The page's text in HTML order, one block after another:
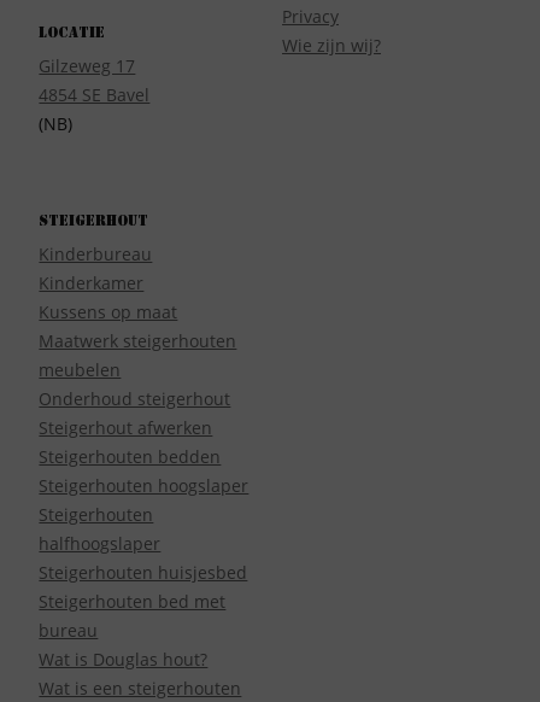
Locatie
Gilzeweg 17
4854 SE Bavel
(NB)
Privacy
Wie zijn wij?
Steigerhout
Kinderbureau
Kinderkamer
Kussens op maat
Maatwerk steigerhouten
meubelen
Onderhoud steigerhout
Steigerhout afwerken
Steigerhouten bedden
Steigerhouten hoogslaper
Steigerhouten
halfhoogslaper
Steigerhouten huisjesbed
Steigerhouten bed met
bureau
Wat is Douglas hout?
Wat is een steigerhouten